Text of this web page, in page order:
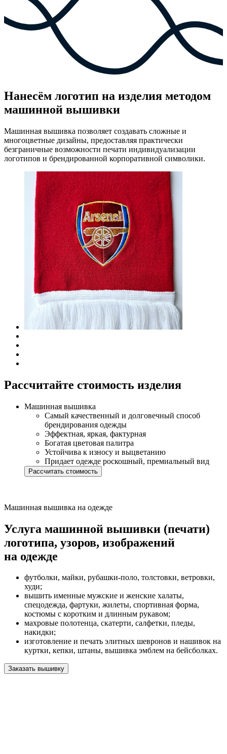
Нанесём логотип на изделия методом
машинной вышивки
Машинная вышивка позволяет создавать сложные и
многоцветные дизайны, предоставляя практически
безграничные возможности печати индивидуализации
логотипов и брендированной корпоративной символики.
Рассчитайте стоимость изделия
Машинная вышивка
Самый качественный и долговечный способ
брендирования одежды
Эффектная, яркая, фактурная
Богатая цветовая палитра
Устойчива к износу и выцветанию
Придает одежде роскошный, премиальный вид
Рассчитать стоимость
Машинная вышивка на одежде
Услуга машинной вышивки (печати)
логотипа, узоров, изображений
на одежде
футболки, майки, рубашки-поло, толстовки, ветровки,
худи;
вышить именные мужские и женские халаты,
спецодежда, фартуки, жилеты, спортивная форма,
костюмы с коротким и длинным рукавом;
махровые полотенца, скатерти, салфетки, пледы,
накидки;
изготовление и печать элитных шевронов и нашивок на
куртки, кепки, штаны, вышивка эмблем на бейсболках.
Заказать вышивку